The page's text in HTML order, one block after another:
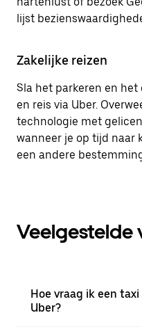
lijst
Zakelijke reizen
Sla het parkeren en
en reis via Uber.
technologie met
wanneer je op tijd naar
een andere
Veelgestelde
Hoe vraag ik een
Uber?